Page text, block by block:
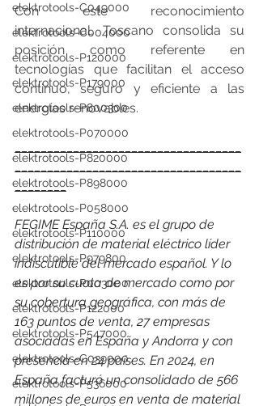
elektrotools-C049000
elektrotools-C004000
elektrotools-P120000
elektrotools-P179000
elektrotools-P800300
elektrotools-P070000
elektrotools-P820000
elektrotools-P898000
elektrotools-P058000
elektrotools-P110000
elektrotools-P979800
elektrotools-P003000
elektrotools-P122000
elektrotools-P547000
elektrotools-C039000
elektrotools-P536000
Con este reconocimiento
internacional, Toscano consolida su
posición como referente en
tecnologías que facilitan el acceso
continuo, seguro y eficiente a las
energías renovables.
___________________________________
________
FEGIME España S.A. es el grupo de
distribución de material eléctrico líder
indiscutible del mercado español. Y lo
es por su cuota de mercado como por
su cobertura geográfica, con más de
163 puntos de venta, 27 empresas
asociadas en España y Andorra y con
presencia en 24 países. En 2024, en
España facturó un consolidado de 566
millones de euros en venta de material